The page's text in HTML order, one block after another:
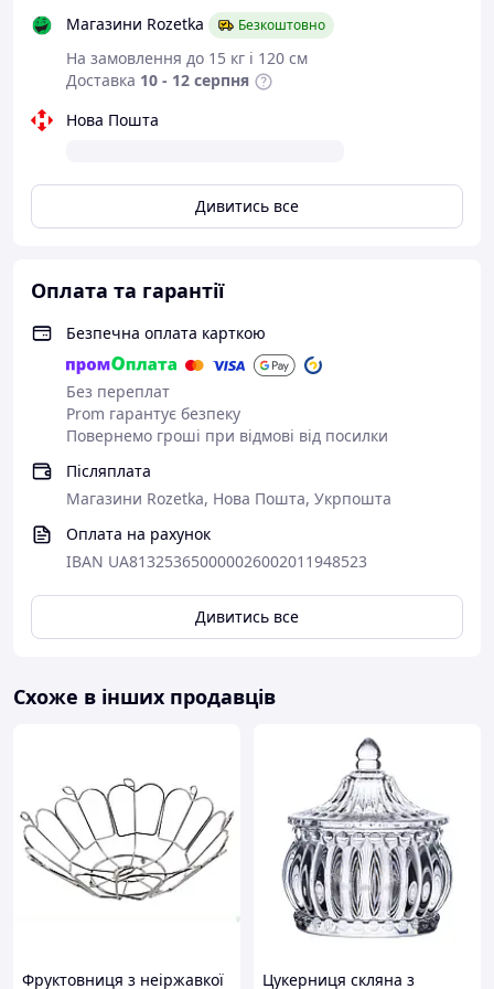
входять.
Ця металева підставка — практичне рішення для
грамотної організації домашнього простору та
стильну фруктовницю вже зараз за найкращою
Магазини Rozetka
Безкоштовно
На замовлення до 15 кг і 120 см
Доставка 10 - 12 серпня
Нова Пошта
Дивитись все
Оплата та гарантії
Безпечна оплата карткою
Без переплат
Prom гарантує безпеку
Повернемо гроші при відмові від посилки
Післяплата
Магазини Rozetka, Нова Пошта, Укрпошта
Оплата на рахунок
IBAN UA813253650000026002011948523
Дивитись все
Схоже в інших продавців
Фруктовниця з неіржавкої Цукерниця скляна з